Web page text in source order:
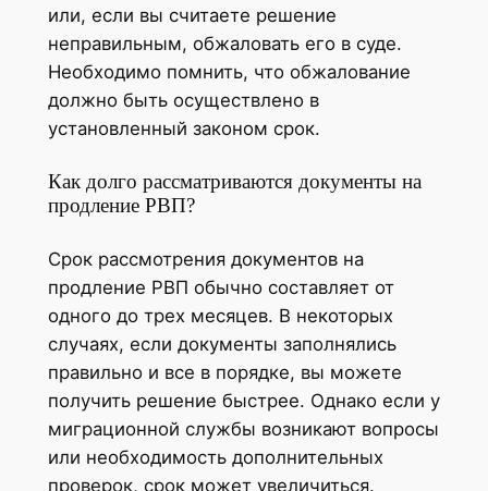
или, если вы считаете решение
неправильным, обжаловать его в суде.
Необходимо помнить, что обжалование
должно быть осуществлено в
установленный законом срок.
Как долго рассматриваются документы на
продление РВП?
Срок рассмотрения документов на
продление РВП обычно составляет от
одного до трех месяцев. В некоторых
случаях, если документы заполнялись
правильно и все в порядке, вы можете
получить решение быстрее. Однако если у
миграционной службы возникают вопросы
или необходимость дополнительных
проверок, срок может увеличиться.